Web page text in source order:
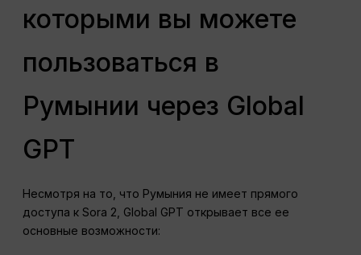
которыми вы можете
пользоваться в
Румынии через Global
GPT
Несмотря на то, что Румыния не имеет прямого
доступа к Sora 2, Global GPT открывает все ее
основные возможности: